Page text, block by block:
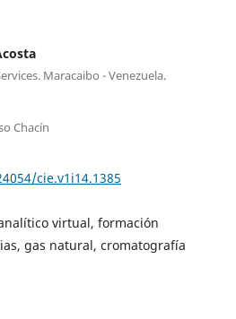
Maracaibo - Venezuela.
Chacín
cie.v1i14.1385
virtual, formación
gas natural, cromatografía